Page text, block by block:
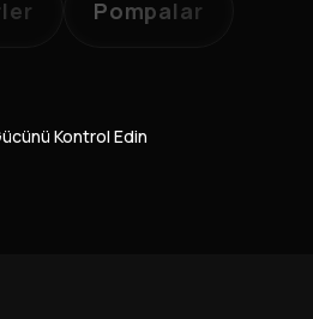
Pompalar
Kontrol Edin